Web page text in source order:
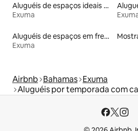
Aluguéis de espaços ideais para famílias
Exuma
Aluguéis de espaços em frente à praia
Exuma
Airbnb Bahamas Exuma
Aluguéis por temporada com